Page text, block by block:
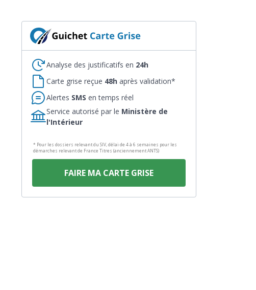
Analyse des justificatifs en 24h
Carte grise reçue 48haprès validation*
Alertes SMS en temps réel
Service autorisé par le Ministère de
l'Intérieur
* Pour les dossiers relevant du SIV, délai de 4 à 6 semaines pour les
démarches relevant de France Titres (anciennement ANTS)
FAIRE MA CARTE GRISE